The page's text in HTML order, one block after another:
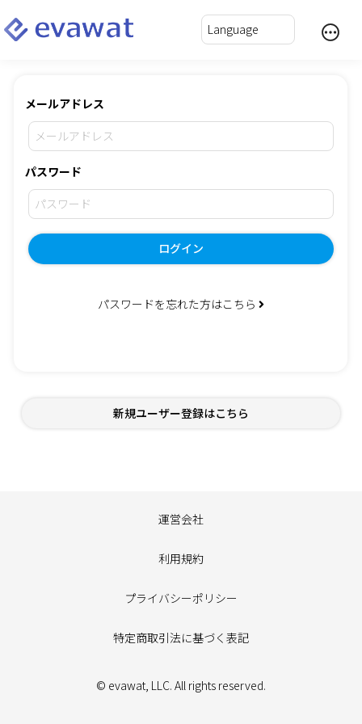
メールアドレス
パスワード
ログイン
パスワードを忘れた方はこちら
新規ユーザー登録はこちら
運営会社
利用規約
プライバシーポリシー
特定商取引法に基づく表記
© evawat, LLC. All rights reserved.